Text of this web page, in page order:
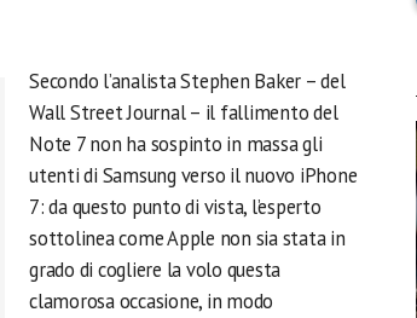
Secondo l’analista Stephen Baker – del
Wall Street Journal – il fallimento del
Note 7 non ha sospinto in massa gli
utenti di Samsung verso il nuovo iPhone
7: da questo punto di vista, l’esperto
sottolinea come Apple non sia stata in
grado di cogliere la volo questa
clamorosa occasione, in modo